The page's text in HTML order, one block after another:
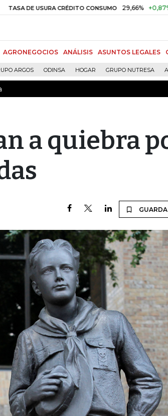
CRÉDITO CONSUMO 29,66% +0,87% +3,02%
AGRONEGOCIOS ANÁLISIS ASUNTOS LEGALES
ARGOS ODINSA HOGAR GRUPO NUTRESA
a quiebra